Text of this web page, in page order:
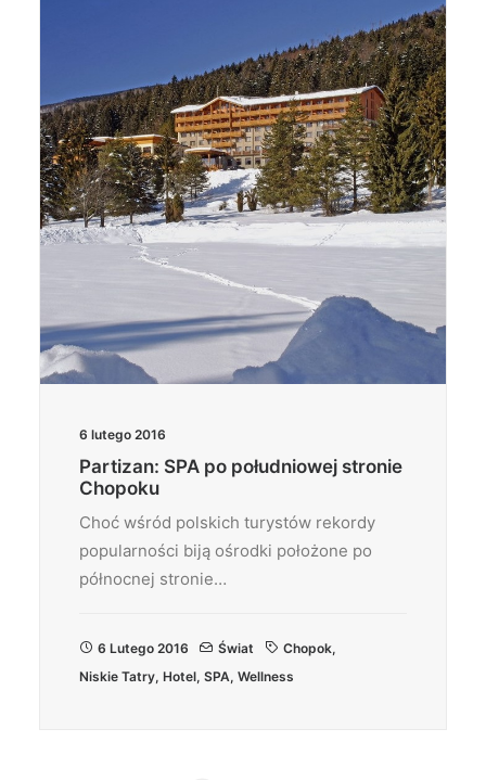
6 lutego 2016
Partizan: SPA po południowej stronie
Chopoku
Choć wśród polskich turystów rekordy
popularności biją ośrodki położone po
północnej stronie…
6 Lutego 2016 Świat Chopok,
Niskie Tatry, Hotel, SPA, Wellness